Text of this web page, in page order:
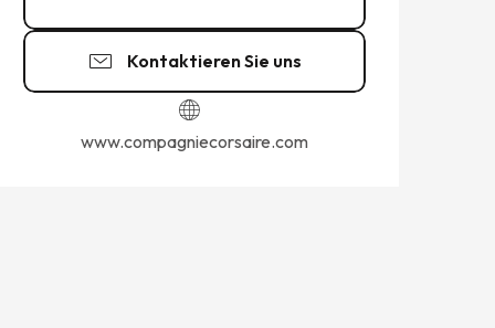
Kontaktieren Sie uns
www.compagniecorsaire.com